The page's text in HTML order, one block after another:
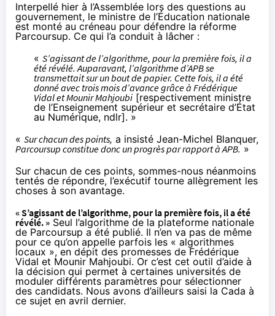
Interpellé hier à l’Assemblée lors des questions au
gouvernement, le ministre de l’Éducation nationale
est monté au créneau pour défendre la réforme
Parcoursup. Ce qui l’a conduit à lâcher :
« S’agissant de l’algorithme, pour la première fois, il a
été révélé. Auparavant, l’algorithme d’APB se
transmettait sur un bout de papier. Cette fois, il a été
donné avec trois mois d’avance grâce à Frédérique
Vidal et Mounir Mahjoubi [respectivement ministre
de l’Enseignement supérieur et secrétaire d’État
au Numérique, ndlr]. »
« Sur chacun des points, a insisté Jean-Michel Blanquer,
Parcoursup constitue donc un progrès par rapport à APB.»
Sur chacun de ces points, sommes-nous néanmoins
tentés de répondre, l’exécutif tourne allègrement les
choses à son avantage.
« S’agissant de l’algorithme, pour la première fois, il a été
révélé. » Seul l’algorithme de la plateforme nationale
de Parcoursup a été publié. Il n’en va pas de même
pour ce qu’on appelle parfois les « algorithmes
locaux »,en dépit des promesses de Frédérique
Vidal et Mounir Mahjoubi. Or c’est cet outil d’aide à
la décision qui permet à certaines universités de
moduler différents paramètres pour sélectionner
des candidats. Nous avons d’ailleurs saisi la Cada à
ce sujet en avril dernier.